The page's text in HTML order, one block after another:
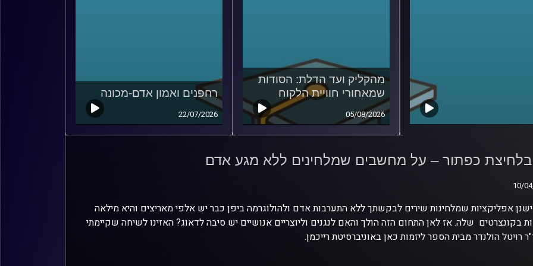
שמלחינים ללא מגע
10/
מהקליק ועד הדלת: הסודות
שמאחורי חוויית הלקוח
05/08/2026
רחפנים ואמון אדם-מכונה
22/07/2026
בלחיצת כפתור – על מחשבים שמלחינים ללא מגע אדם
10/
אפליקציות שמלחינות שירים לבקשתך ללא התערבות אדם ולהולוגרמה ביפן כבר יש אלפי מאריצים והיא מילאה
בקונצרטים שלה. אז לאן התחום הזה הולך והאם לנגנים וליוצריים אנושיים יש סיבה לדאוג? האזינו לשיחה שקיימתי
רויטל הולנדר מבית הספר ליזמות כאן באוניברסיטת רייכמן.